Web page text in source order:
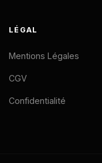
LÉGAL
Mentions Légales
CGV
Confidentialité